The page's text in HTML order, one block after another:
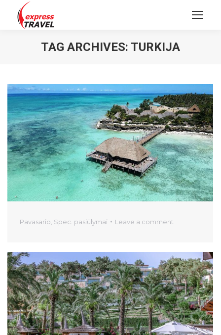
TAG ARCHIVES: TURKIJA
Pavasario Spec. pasiūlymai Leave a comment